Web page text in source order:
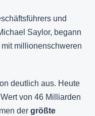
und
Saylor, begann
millionenschweren
deutlich aus. Heute
von 46 Milliarden
der größte